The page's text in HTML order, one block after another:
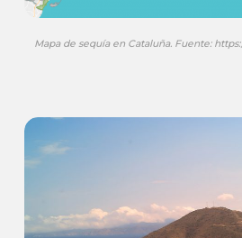
Mapa de sequía en Cataluña. Fuente: